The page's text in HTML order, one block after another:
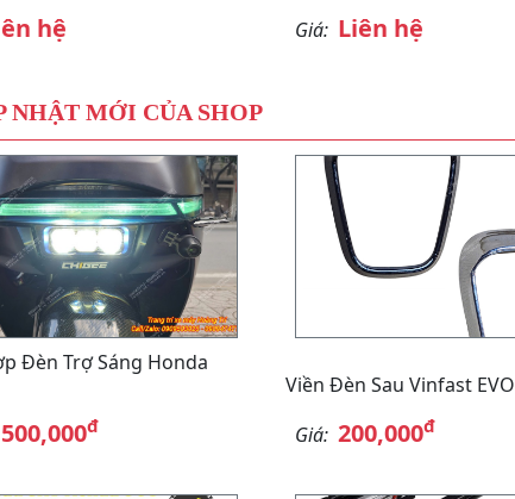
hệ
Giá: Liên hệ
NHẬT MỚI CỦA SHOP
Đèn Trợ Sáng Honda
đ
Viền Đèn Sau Vinfast EVO
Giá: 200,000đ